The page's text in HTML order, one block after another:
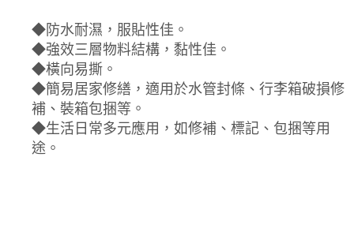
◆防水耐濕，服貼性佳。
◆強效三層物料結構，黏性佳。
◆橫向易撕。
◆簡易居家修繕，適用於水管封條、行李箱破損修
補、裝箱包捆等。
◆生活日常多元應用，如修補、標記、包捆等用
途。